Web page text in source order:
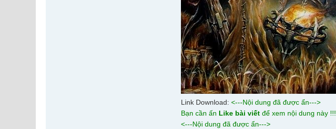
Link Download:<---Nội dung đã được ẩn--->
Bạn cần ấn Like bài viết để xem nội dung này !!!
<---Nội dung đã được ẩn--->